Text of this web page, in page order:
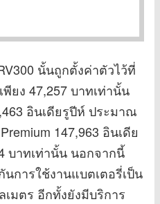
นั้นถูกตั้งค่าตัวไว้ที่
ยง 47,257 บาทเท่านั้น
อินเดียรูปีห์ ประมาณ
147,963 อินเดีย
บาทเท่านั้น นอกจากนี้
การใช้งานแบตเตอรี่เป็น
เมตร อีกทั้งยังมีบริการ